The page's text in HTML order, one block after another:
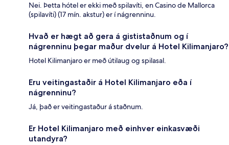
Nei. Þetta hótel er ekki með spilavíti, en Casino de Mallorca
(spilavíti) (17 mín. akstur) er í nágrenninu.
Hvað er hægt að gera á gististaðnum og í
nágrenninu þegar maður dvelur á Hotel Kilimanjaro?
Hotel Kilimanjaro er með útilaug og spilasal.
Eru veitingastaðir á Hotel Kilimanjaro eða í
nágrenninu?
Já, það er veitingastaður á staðnum.
Er Hotel Kilimanjaro með einhver einkasvæði
utandyra?